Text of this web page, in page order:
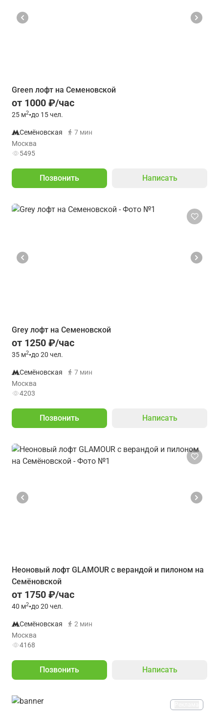
Green лофт на Семеновской
от 1000 ₽/час
25 м2•до 15 чел.
Семёновская
7 мин
Москва
5495
Позвонить Написать
Grey лофт на Семеновской
от 1250 ₽/час
35 м2•до 20 чел.
Семёновская
7 мин
Москва
4203
Позвонить Написать
Неоновый лофт GLAMOUR с верандой и пилоном на
Семёновской
от 1750 ₽/час
40 м2•до 20 чел.
Семёновская
2 мин
Москва
4168
Позвонить Написать